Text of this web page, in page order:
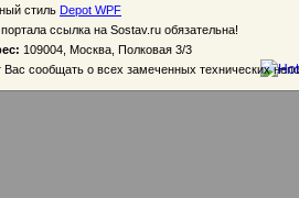
стиль Depot WPF
ссылка на Sostav.ru обязательна!
109004, Москва, Полковая 3/3
сообщать о всех замеченных технических